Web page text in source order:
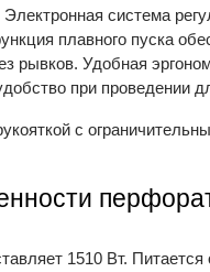
Электронная система
плавного пуска
рывков. Удобная
при проведении
с
1510 Вт.